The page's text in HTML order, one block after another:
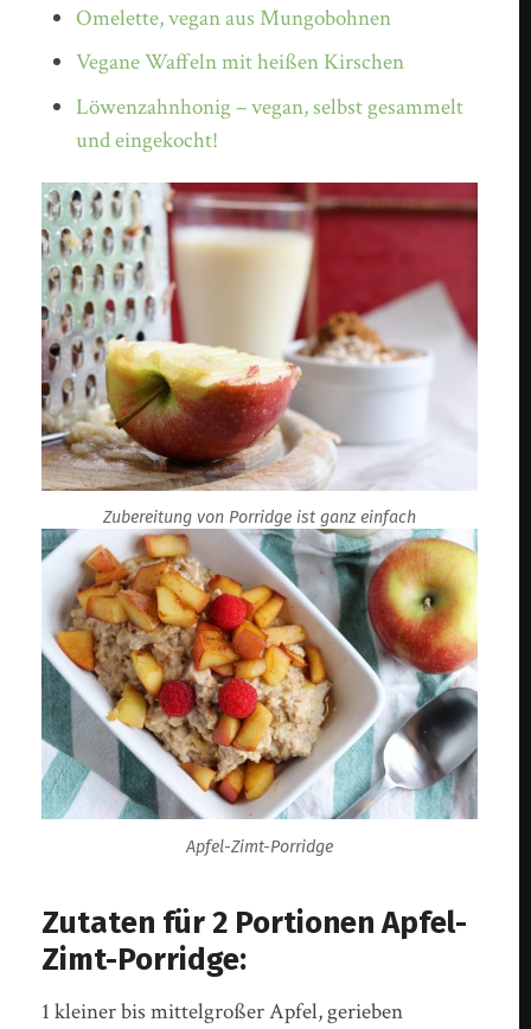
Omelette, vegan aus Mungobohnen
Vegane Waffeln mit heißen Kirschen
Löwenzahnhonig – vegan, selbst gesammelt
und eingekocht!
Zubereitung von Porridge ist ganz einfach
Apfel-Zimt-Porridge
Zutaten für 2 Portionen Apfel-
Zimt-Porridge:
1 kleiner bis mittelgroßer Apfel, gerieben